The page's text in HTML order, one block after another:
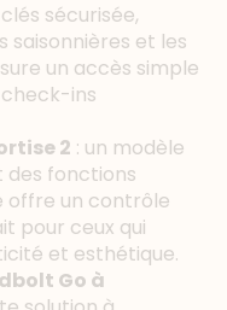
sécurisée,
saisonnières et les
un accès simple
ins
2 : un modèle
des fonctions
offre un contrôle
pour ceux qui
et esthétique.
Go à